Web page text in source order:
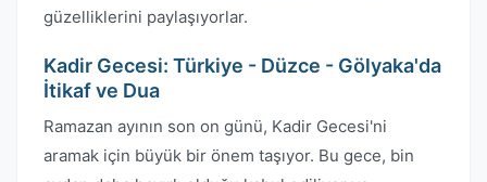
güzelliklerini paylaşıyorlar.
Kadir Gecesi: Türkiye - Düzce - Gölyaka'da
İtikaf ve Dua
Ramazan ayının son on günü, Kadir Gecesi'ni
aramak için büyük bir önem taşıyor. Bu gece, bin